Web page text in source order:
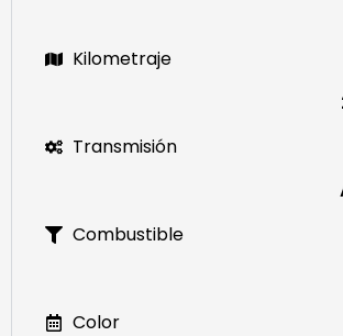
Kilometraje
Transmisión
Combustible
Color